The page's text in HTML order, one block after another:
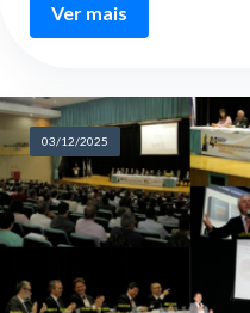
Ver mais
03/12/2025